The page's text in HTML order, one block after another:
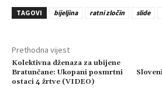
TAGOVI bijeljina ratni zločin slide
Prethodna vijest
Kolektivna dženaza za ubijene
Bratunčane: Ukopani posmrtni
ostaci 4 žrtve (VIDEO)